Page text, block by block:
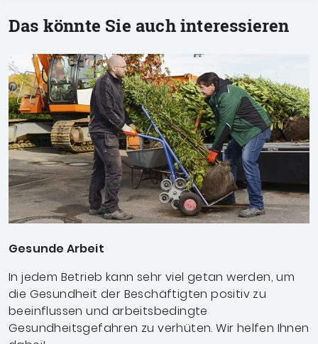
Das könnte Sie auch interessieren
Gesunde Arbeit
In jedem Betrieb kann sehr viel getan werden, um
die Gesundheit der Beschäftigten positiv zu
beeinflussen und arbeitsbedingte
Gesundheitsgefahren zu verhüten. Wir helfen Ihnen